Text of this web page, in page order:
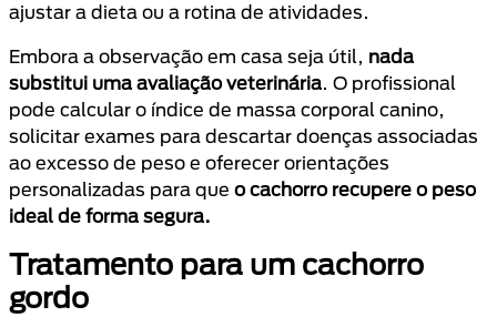
ajustar a dieta ou a rotina de atividades.
Embora a observação em casa seja útil, nada
substitui uma avaliação veterinária. O profissional
pode calcular o índice de massa corporal canino,
solicitar exames para descartar doenças associadas
ao excesso de peso e oferecer orientações
personalizadas para que o cachorro recupere o peso
ideal de forma segura.
Tratamento para um cachorro
gordo